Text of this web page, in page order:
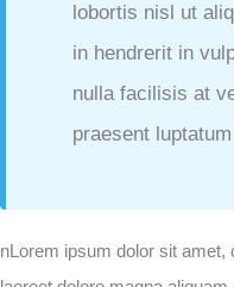
lobortis nisl ut
in hendrerit in
nulla facilisis at
praesent
nLorem ipsum dolor sit